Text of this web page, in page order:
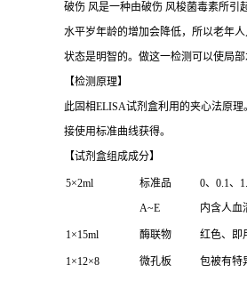
破伤 风是一种由破伤 风梭菌毒素所引
水平岁年龄的增加会降低，所以老年
状态是明智的。做这一检测可以使局
【检测原理】
此固相ELISA试剂盒利用的夹心法原
接使用标准曲线获得。
【试剂盒组成成分】
5×2ml
标准品
A~E
0、0.1、
内含人血
1×15ml 酶联物 红色、即
1×12×8 微孔板 包被有特